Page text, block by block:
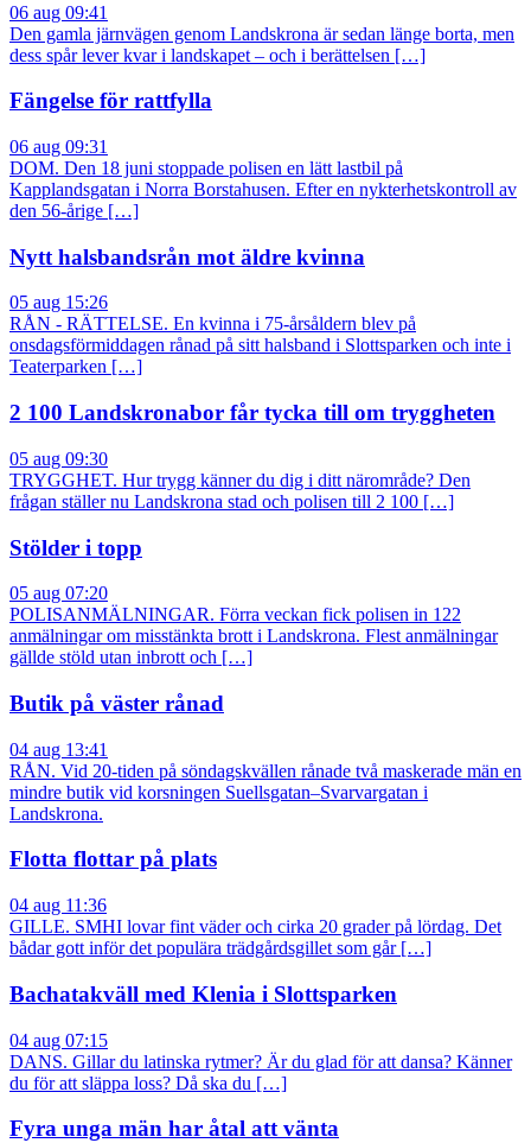
06 aug 09:41
Den gamla järnvägen genom Landskrona är sedan länge borta, men
dess spår lever kvar i landskapet – och i berättelsen […]
Fängelse för rattfylla
06 aug 09:31
DOM. Den 18 juni stoppade polisen en lätt lastbil på
Kapplandsgatan i Norra Borstahusen. Efter en nykterhetskontroll av
den 56-årige […]
Nytt halsbandsrån mot äldre kvinna
05 aug 15:26
RÅN - RÄTTELSE. En kvinna i 75-årsåldern blev på
onsdagsförmiddagen rånad på sitt halsband i Slottsparken och inte i
Teaterparken […]
2 100 Landskronabor får tycka till om tryggheten
05 aug 09:30
TRYGGHET. Hur trygg känner du dig i ditt närområde? Den
frågan ställer nu Landskrona stad och polisen till 2 100 […]
Stölder i topp
05 aug 07:20
POLISANMÄLNINGAR. Förra veckan fick polisen in 122
anmälningar om misstänkta brott i Landskrona. Flest anmälningar
gällde stöld utan inbrott och […]
Butik på väster rånad
04 aug 13:41
RÅN. Vid 20-tiden på söndagskvällen rånade två maskerade män en
mindre butik vid korsningen Suellsgatan–Svarvargatan i
Landskrona.
Flotta flottar på plats
04 aug 11:36
GILLE. SMHI lovar fint väder och cirka 20 grader på lördag. Det
bådar gott inför det populära trädgårdsgillet som går […]
Bachatakväll med Klenia i Slottsparken
04 aug 07:15
DANS. Gillar du latinska rytmer? Är du glad för att dansa? Känner
du för att släppa loss? Då ska du […]
Fyra unga män har åtal att vänta